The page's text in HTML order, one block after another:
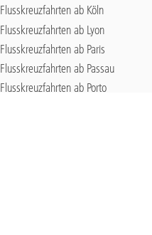
Flusskreuzfahrten ab Köln
Flusskreuzfahrten ab Lyon
Flusskreuzfahrten ab Paris
Flusskreuzfahrten ab Passau
Flusskreuzfahrten ab Porto